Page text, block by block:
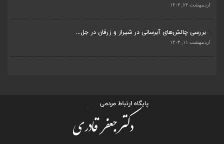
اردیبهشت ۲۲, ۱۴۰۴
بررسی چالش‌های آبرسانی در شیراز و زرقان در جل...
اردیبهشت ۱۱, ۱۴۰۴